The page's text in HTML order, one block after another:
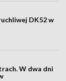
DK52 w
W dwa dni